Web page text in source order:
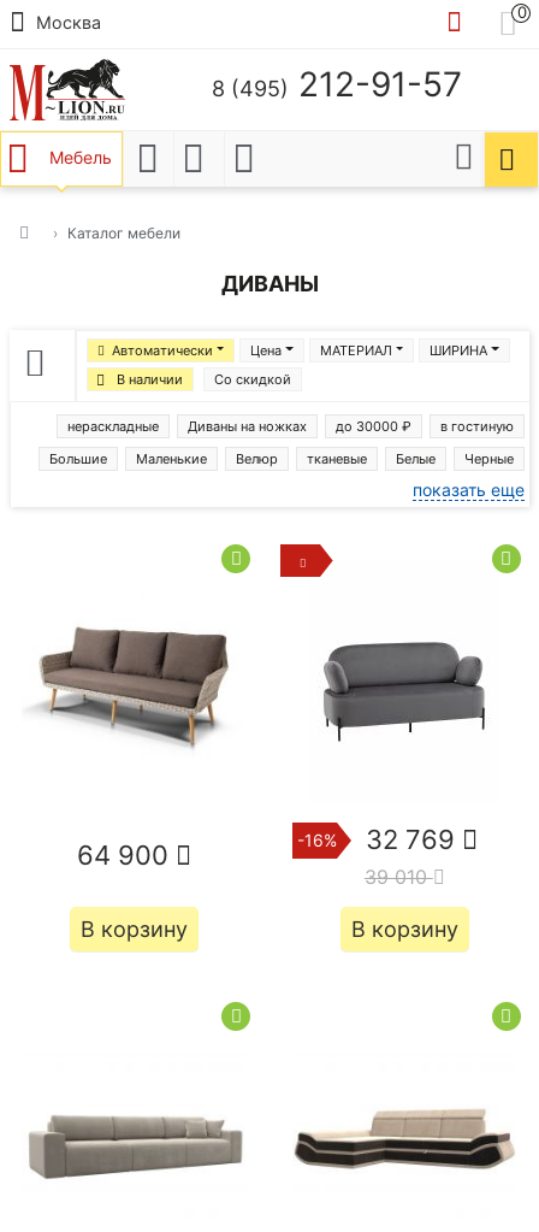
Москва
0
8 (495) 212-91-57
Мебель
Каталог мебели
ДИВАНЫ
Автоматически
Цена
В наличии
Со скидкой
МАТЕРИАЛ ШИРИНА
нераскладные Диваны на ножках до 30000 ₽
в гостиную
Большие
Маленькие Велюр тканевые Белые
Черные
Коричневые
Синие
Артис из велюра
Атланта
Прямые диваны
Угловые диваны
Раскладные диваны
Кухонные диваны
Диваны трансформеры
Модульные диваны
П-образные диваны
Кожаные диваны
Диваны-кровати
показать еще
64 900
В корзину
-16% 32 769
39 010
В корзину